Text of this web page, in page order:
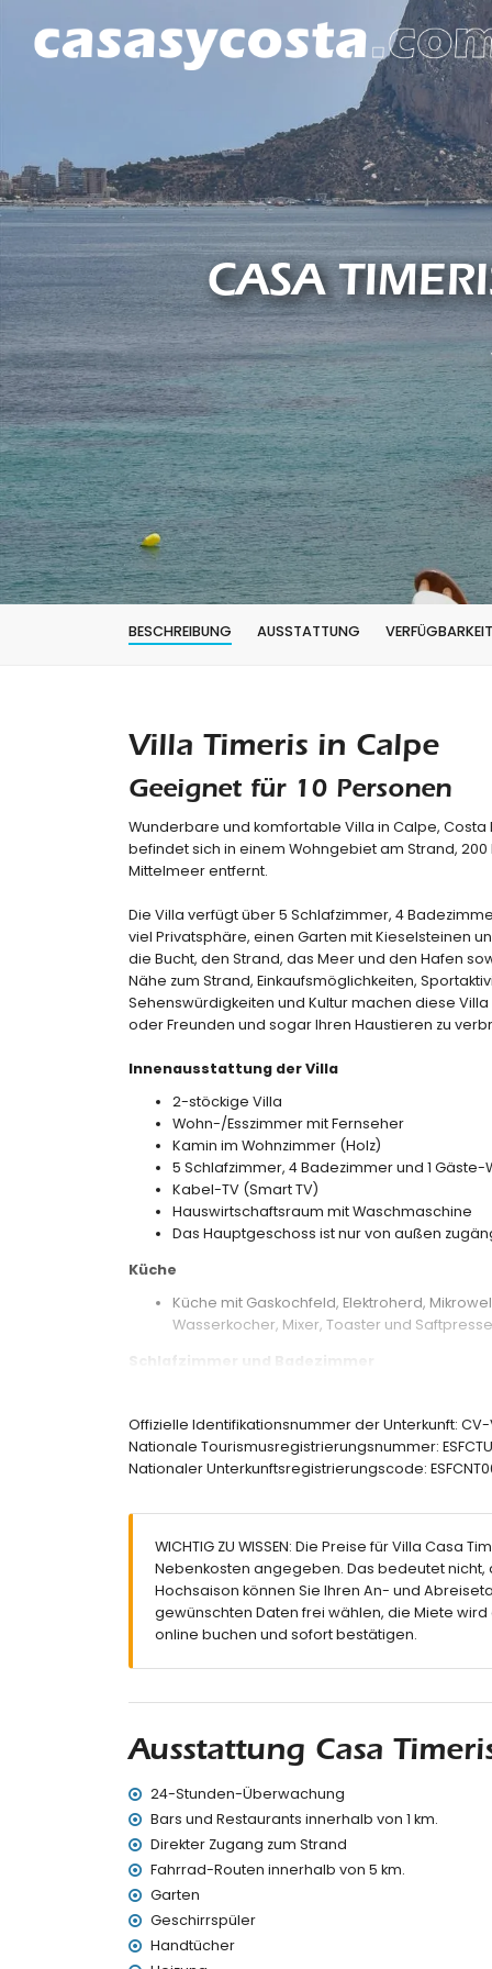
CASA
BESCHREIBUNG AUSSTATTUNG
Villa Timeris in Calpe
Geeignet für 10 Personen
Wunderbare und komfortable Villa in Calpe, Costa
befindet sich in einem Wohngebiet am Strand,
Mittelmeer entfernt.
Die Villa verfügt über 5 Schlafzimmer, 4
viel Privatsphäre, einen Garten mit Kieselsteinen
die Bucht, den Strand, das Meer und den Hafen
Nähe zum Strand, Einkaufsmöglichkeiten,
Sehenswürdigkeiten und Kultur machen diese
oder Freunden und sogar Ihren Haustieren zu
Innenausstattung der Villa
2-stöckige Villa
Wohn-/Esszimmer mit Fernseher
Kamin im Wohnzimmer (Holz)
5 Schlafzimmer, 4 Badezimmer und 1 Gäste-
Kabel-TV (Smart TV)
Hauswirtschaftsraum mit Waschmaschine
Das Hauptgeschoss ist nur von außen
Küche
Küche mit Gaskochfeld, Elektroherd,
Wasserkocher, Mixer, Toaster und Saftpresse
Schlafzimmer und Badezimmer
Schlafzimmer mit Klimaanlage und 2
Badezimmer mit Doppelwaschbecken und
Badezimmer mit Einzelwaschbecken und
2 Badezimmer, jedes mit
Außenbereich der Villa
Eingezäuntes Grundstück
Nierenförmiger privater Pool mit den Maßen
Garten mit Kies, Bäumen und
Überdachte Terrasse
Sitzbereich im Freien und Essbereich im Freien
Nächster Fluss oder Ufer: Mittelmeer
Nächster Hafen: Puerto Blanco (innerhalb
Nächster Park: Peñon de Ifach (innerhalb
Nächster Flughafen: Valencia (innerhalb
Zweitnächster Flughafen: Alicante (mehr als
Haustiere erlaubt
Die Unterkunft ist besonders für Familien mit
Einrichtungen und Dienstleistungen, die im
Offizielle Identifikationsnummer der Unterkunft: CV-
Nationale Tourismusregistrierungsnummer:
Nationaler Unterkunftsregistrierungscode:
WICHTIG ZU WISSEN: Die Preise für Villa Casa
Nebenkosten angegeben. Das bedeutet
Hochsaison können Sie Ihren An- und
gewünschten Daten frei wählen, die Miete
online buchen und sofort bestätigen.
Ausstattung Casa
24-Stunden-Überwachung
Bars und Restaurants innerhalb von 1 km.
Direkter Zugang zum Strand
Fahrrad-Routen innerhalb von 5 km.
Garten
Geschirrspüler
Handtücher